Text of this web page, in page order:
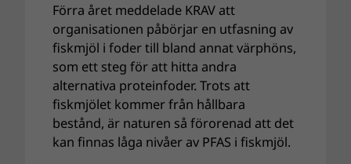
Förra året meddelade KRAV att
organisationen påbörjar en utfasning av
fiskmjöl i foder till bland annat värphöns,
som ett steg för att hitta andra
alternativa proteinfoder. Trots att
fiskmjölet kommer från hållbara
bestånd, är naturen så förorenad att det
kan finnas låga nivåer av PFAS i fiskmjöl.